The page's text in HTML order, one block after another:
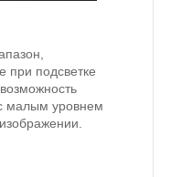
при подсветке
малым уровнем